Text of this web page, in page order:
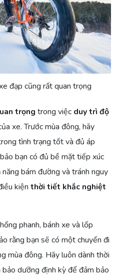
đạp cũng rất quan trọng
trọng trong việc duy trì độ
xe. Trước mùa đông, hãy
tình trạng tốt và đủ áp
bạn có đủ bề mặt tiếp xúc
bám đường và tránh nguy
kiện thời tiết khắc nghiệt
phanh, bánh xe và lốp
rằng bạn sẽ có một chuyến đi
mùa đông. Hãy luôn dành thời
dưỡng định kỳ để đảm bảo